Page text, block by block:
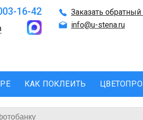
16-42
Заказать
info@u-stena.ru
КАК ПОКЛЕИТЬ